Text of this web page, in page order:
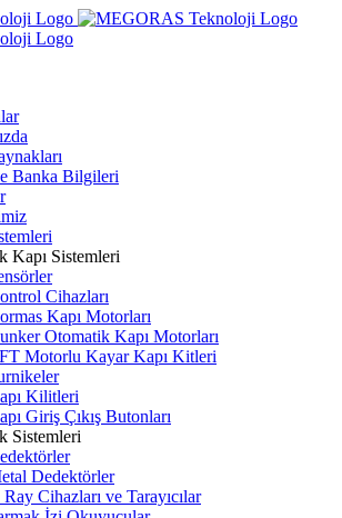
Banka Bilgileri
Kapı Sistemleri
Cihazları
Kapı Motorları
Otomatik Kapı Motorları
Motorlu Kayar Kapı Kitleri
Kilitleri
Giriş Çıkış Butonları
Sistemleri
Dedektörler
Cihazları ve Tarayıcılar